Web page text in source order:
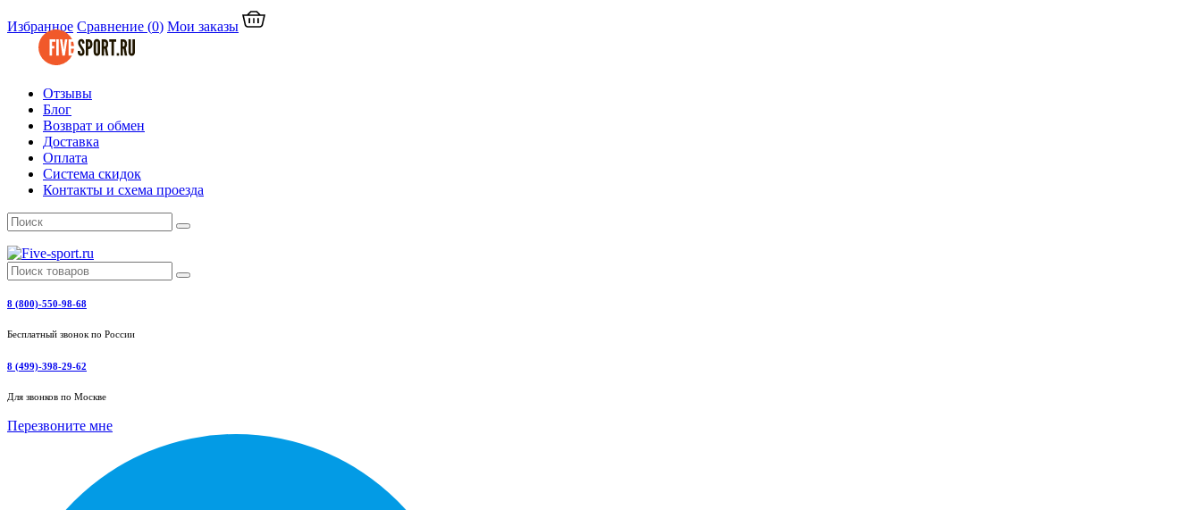
Избранное Сравнение (0) Мои заказы
Отзывы
Блог
Возврат и обмен
Доставка
Оплата
Система скидок
Контакты и схема проезда
8 (800)-550-98-68
Бесплатный звонок по России
8 (499)-398-29-62
Для звонков по Москве
Перезвоните мне